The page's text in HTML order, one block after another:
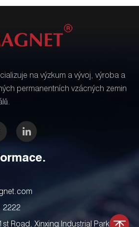
na výzkum a vývoj, výroba a
permanentních vzácných zemin
2222
Road, Xinxing Industrial Park,